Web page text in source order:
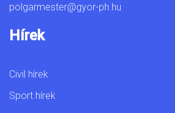
polgarmester@gyor-ph.hu
Hírek
Civil hírek
Sport hírek